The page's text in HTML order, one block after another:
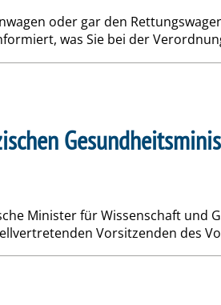
oder gar den
was Sie bei der
Minister für Wissenschaft und
Vorsitzenden des